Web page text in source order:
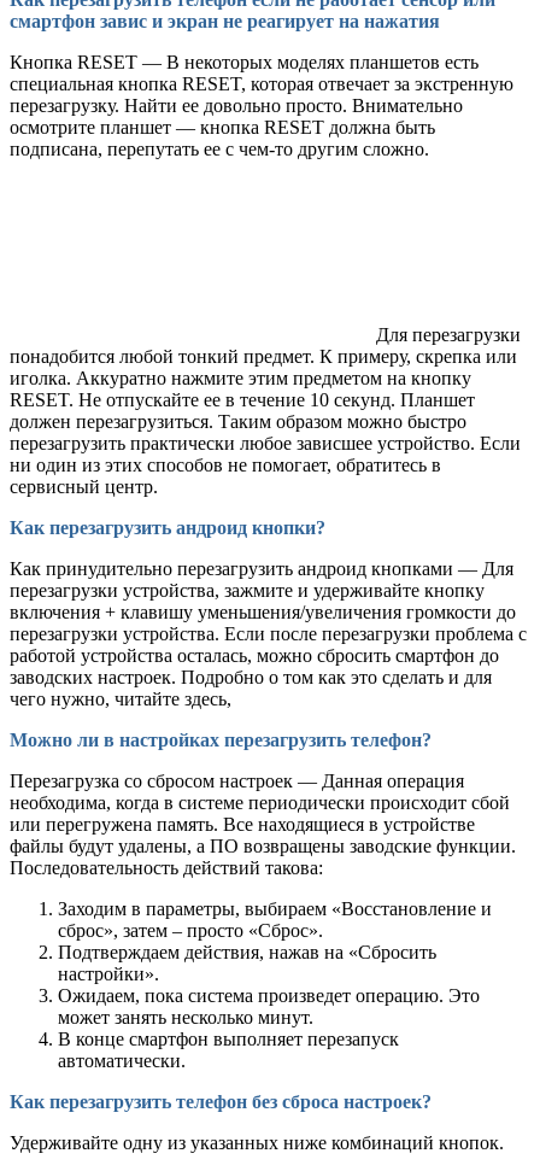
смартфон завис и экран не реагирует на нажатия
Кнопка RESET — В некоторых моделях планшетов есть
специальная кнопка RESET, которая отвечает за экстренную
перезагрузку. Найти ее довольно просто. Внимательно
осмотрите планшет — кнопка RESET должна быть
подписана, перепутать ее с чем-то другим сложно.
Для перезагрузки
понадобится любой тонкий предмет. К примеру, скрепка или
иголка. Аккуратно нажмите этим предметом на кнопку
RESET. Не отпускайте ее в течение 10 секунд. Планшет
должен перезагрузиться. Таким образом можно быстро
перезагрузить практически любое зависшее устройство. Если
ни один из этих способов не помогает, обратитесь в
сервисный центр.
Как перезагрузить андроид кнопки?
Как принудительно перезагрузить андроид кнопками — Для
перезагрузки устройства, зажмите и удерживайте кнопку
включения + клавишу уменьшения/увеличения громкости до
перезагрузки устройства. Если после перезагрузки проблема с
работой устройства осталась, можно сбросить смартфон до
заводских настроек. Подробно о том как это сделать и для
чего нужно, читайте здесь,
Можно ли в настройках перезагрузить телефон?
Перезагрузка со сбросом настроек — Данная операция
необходима, когда в системе периодически происходит сбой
или перегружена память. Все находящиеся в устройстве
файлы будут удалены, а ПО возвращены заводские функции.
Последовательность действий такова:
Заходим в параметры, выбираем «Восстановление и
сброс», затем – просто «Сброс».
Подтверждаем действия, нажав на «Сбросить
настройки».
Ожидаем, пока система произведет операцию. Это
может занять несколько минут.
В конце смартфон выполняет перезапуск
автоматически.
Как перезагрузить телефон без сброса настроек?
Удерживайте одну из указанных ниже комбинаций кнопок.